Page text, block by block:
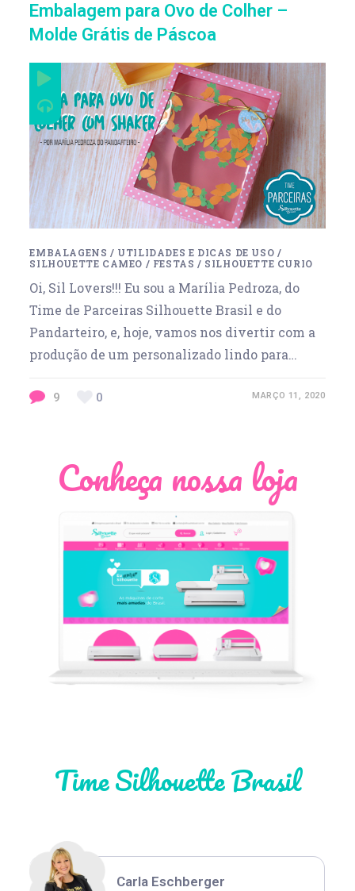
Embalagem para Ovo de Colher –
Molde Grátis de Páscoa
EMBALAGENS / UTILIDADES E DICAS DE USO /
SILHOUETTE CAMEO / FESTAS / SILHOUETTE CURIO
Oi, Sil Lovers!!! Eu sou a Marília Pedroza, do
Time de Parceiras Silhouette Brasil e do
Pandarteiro, e, hoje, vamos nos divertir com a
produção de um personalizado lindo para…
9 0 MARÇO 11, 2020
Conheça nossa loja
Time Silhouette Brasil
Léia Pastori
Thiara Ney
Carla Eschberger